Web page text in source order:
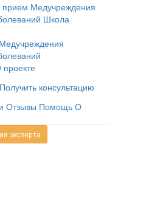
прием Медучреждения
Школа
Медучреждения
Получить консультацию
Отзывы Помощь О
эксперта